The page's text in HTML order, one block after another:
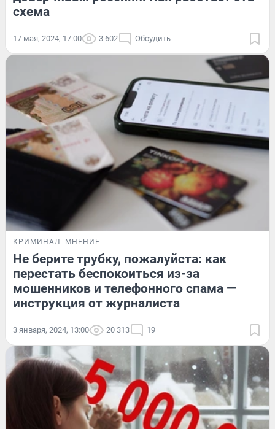
схема
17 мая, 2024, 17:00 3 602 Обсудить
КРИМИНАЛ МНЕНИЕ
Не берите трубку, пожалуйста: как
перестать беспокоиться из-за
мошенников и телефонного спама —
инструкция от журналиста
3 января, 2024, 13:00 20 313 19